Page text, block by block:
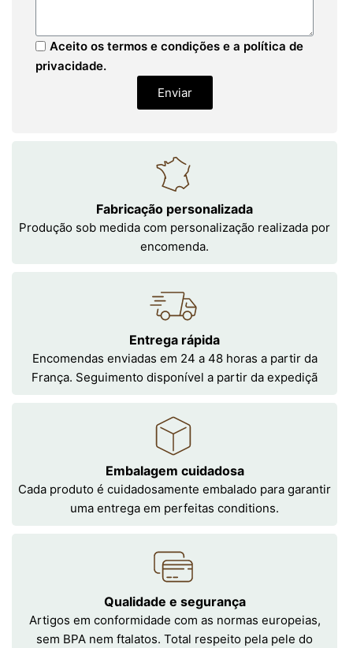
Aceito os termos e condições e a política de
privacidade.
Enviar
Fabricação personalizada
Produção sob medida com personalização realizada por
encomenda.
Entrega rápida
Encomendas enviadas em 24 a 48 horas a partir da
França. Seguimento disponível a partir da expediçã
Embalagem cuidadosa
Cada produto é cuidadosamente embalado para garantir
uma entrega em perfeitas conditions.
Qualidade e segurança
Artigos em conformidade com as normas europeias,
sem BPA nem ftalatos. Total respeito pela pele do